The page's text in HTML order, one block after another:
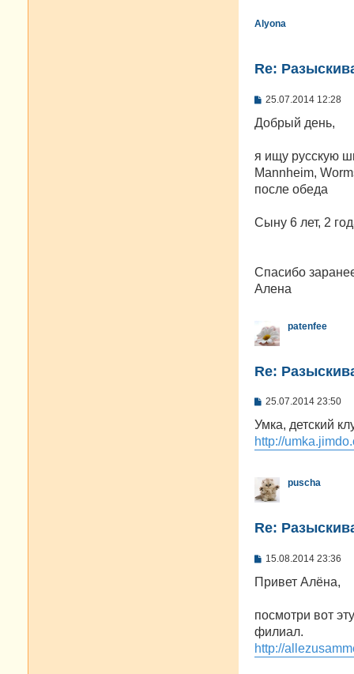
Alyona
Re:
С
о
б
е
и
е
25.07.2014 12:28
Добрый день,
я ищу русскую
Mannheim,
после обеда
Сыну 6 лет, 2
Спасибо
Алена
patenfee
Re:
С
о
щ
и
е
25.07.2014 23:50
Умка, детский
http://
puscha
Re:
С
о
б
е
и
е
15.08.2014 23:36
Привет Алёна,
посмотри вот
филиал.
http://